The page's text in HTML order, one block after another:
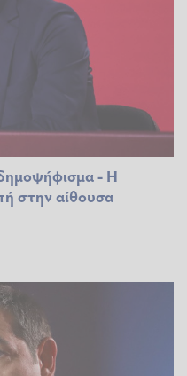
- Η
στην αίθουσα